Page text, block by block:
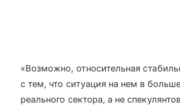
«Возможно, относительная
с тем, что ситуация на нем в
реального сектора, а не